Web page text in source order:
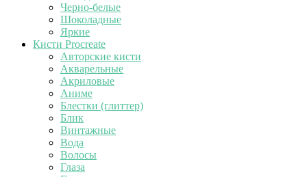
Черно-белые
Шоколадные
Яркие
Кисти Procreate
Авторские кисти
Акварельные
Акриловые
Аниме
Блестки (глиттер)
Блик
Винтажные
Вода
Волосы
Глаза